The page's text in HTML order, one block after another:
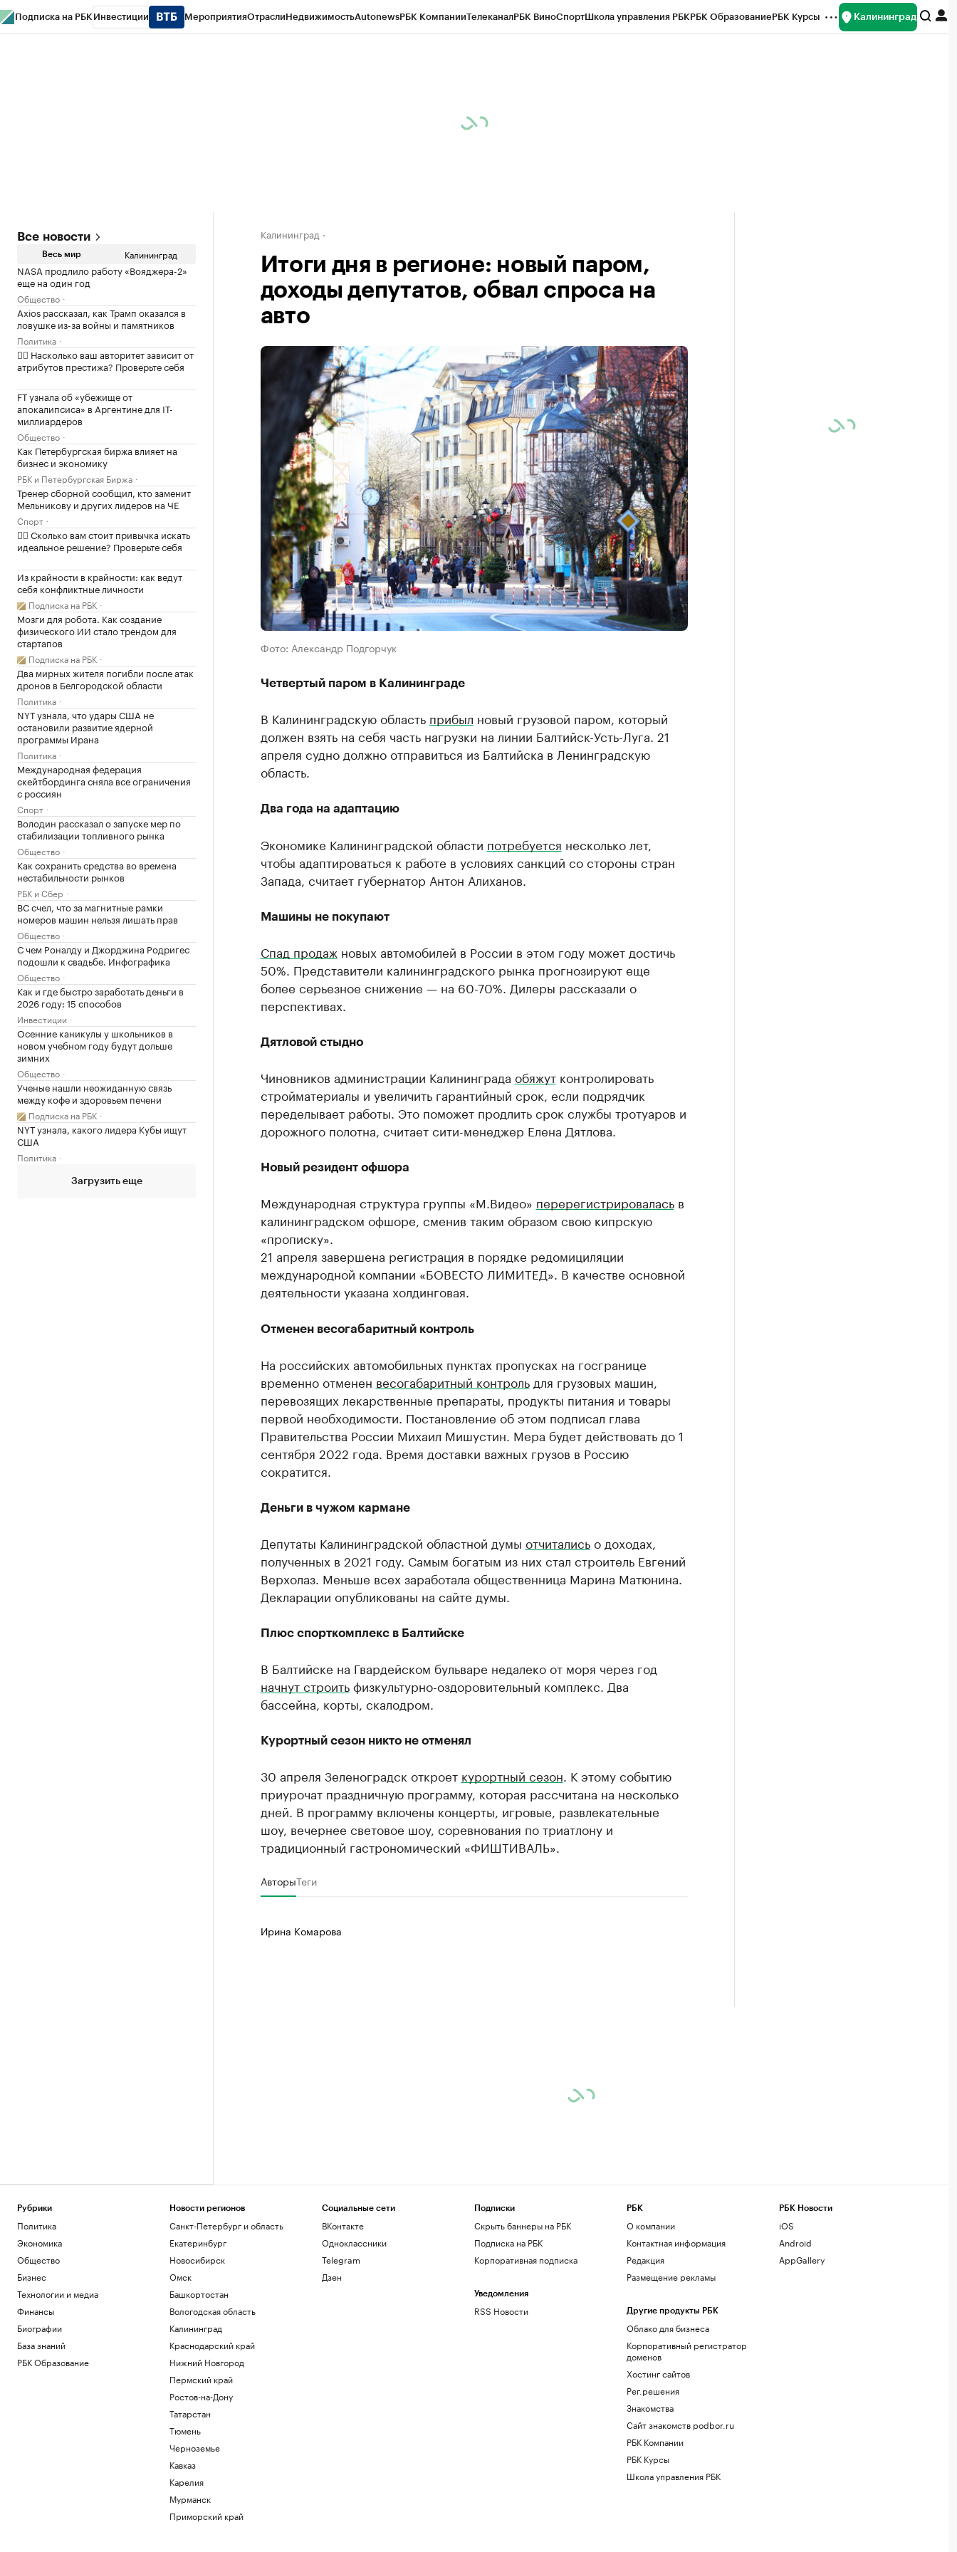
Подписка на РБК Инвестиции МероприятияОтраслиНедвижимостьAutonewsРБК КомпанииТелеканалРБК ВиноСпортШкола управления РБКРБК ОбразованиеРБК Курсы Калининград
Все новости
Весь мир Калининград
NASA продлило работу «Вояджера-2»
еще на один год
Общество
Axios рассказал, как Трамп оказался в
ловушке из-за войны и памятников
Политика
✍🏻 Насколько ваш авторитет зависит от
атрибутов престижа? Проверьте себя
FT узнала об «убежище от
апокалипсиса» в Аргентине для IT-
миллиардеров
Общество
Как Петербургская биржа влияет на
бизнес и экономику
РБК и Петербургская Биржа
Тренер сборной сообщил, кто заменит
Мельникову и других лидеров на ЧЕ
Спорт
✍🏻 Сколько вам стоит привычка искать
идеальное решение? Проверьте себя
Из крайности в крайности: как ведут
себя конфликтные личности
Подписка на РБК
Мозги для робота. Как создание
физического ИИ стало трендом для
стартапов
Подписка на РБК
Два мирных жителя погибли после атак
дронов в Белгородской области
Политика
NYT узнала, что удары США не
остановили развитие ядерной
программы Ирана
Политика
Международная федерация
скейтбординга сняла все ограничения
с россиян
Спорт
Володин рассказал о запуске мер по
стабилизации топливного рынка
Общество
Как сохранить средства во времена
нестабильности рынков
РБК и Сбер
ВС счел, что за магнитные рамки
номеров машин нельзя лишать прав
Общество
С чем Роналду и Джорджина Родригес
подошли к свадьбе. Инфографика
Общество
Как и где быстро заработать деньги в
2026 году: 15 способов
Инвестиции
Осенние каникулы у школьников в
новом учебном году будут дольше
зимних
Общество
Ученые нашли неожиданную связь
между кофе и здоровьем печени
Подписка на РБК
NYT узнала, какого лидера Кубы ищут
США
Политика
Загрузить еще
Калининград
Итоги дня в регионе: новый паром,
доходы депутатов, обвал спроса на
авто
Фото: Александр Подгорчук
Четвертый паром в Калининграде
В Калининградскую область прибыл новый грузовой паром, который
должен взять на себя часть нагрузки на линии Балтийск-Усть-Луга. 21
апреля судно должно отправиться из Балтийска в Ленинградскую
область.
Два года на адаптацию
Экономике Калининградской области потребуется несколько лет,
чтобы адаптироваться к работе в условиях санкций со стороны стран
Запада, считает губернатор Антон Алиханов.
Машины не покупают
Спад продажновых автомобилей в России в этом году может достичь
50%. Представители калининградского рынка прогнозируют еще
более серьезное снижение — на 60-70%. Дилеры рассказали о
перспективах.
Дятловой стыдно
Чиновников администрации Калининграда обяжутконтролировать
стройматериалы и увеличить гарантийный срок, если подрядчик
переделывает работы. Это поможет продлить срок службы тротуаров и
дорожного полотна, считает сити-менеджер Елена Дятлова.
Новый резидент офшора
Международная структура группы «М.Видео» перерегистрироваласьв
калининградском офшоре, сменив таким образом свою кипрскую
«прописку».
21 апреля завершена регистрация в порядке редомициляции
международной компании «БОВЕСТО ЛИМИТЕД». В качестве основной
деятельности указана холдинговая.
Отменен весогабаритный контроль
На российских автомобильных пунктах пропусках на госгранице
временно отменен весогабаритный контрольдля грузовых машин,
перевозящих лекарственные препараты, продукты питания и товары
первой необходимости. Постановление об этом подписал глава
Правительства России Михаил Мишустин. Мера будет действовать до 1
сентября 2022 года. Время доставки важных грузов в Россию
сократится.
Деньги в чужом кармане
Депутаты Калининградской областной думы отчиталисьо доходах,
полученных в 2021 году. Самым богатым из них стал строитель Евгений
Верхолаз. Меньше всех заработала общественница Марина Матюнина.
Декларации опубликованы на сайте думы.
Плюс спорткомплекс в Балтийске
В Балтийске на Гвардейском бульваре недалеко от моря через год
начнут строитьфизкультурно-оздоровительный комплекс. Два
бассейна, корты, скалодром.
Курортный сезон никто не отменял
30 апреля Зеленоградск откроет курортный сезон . К этому событию
приурочат праздничную программу, которая рассчитана на несколько
дней. В программу включены концерты, игровые, развлекательные
шоу, вечернее световое шоу, соревнования по триатлону и
традиционный гастрономический «ФИШТИВАЛЬ».
АвторыТеги
Ирина Комарова
Рубрики
Политика
Экономика
Общество
Бизнес
Технологии и медиа
Финансы
Биографии
База знаний
РБК Образование
Новости регионов
Санкт-Петербург и область
Екатеринбург
Новосибирск
Омск
Башкортостан
Вологодская область
Калининград
Краснодарский край
Нижний Новгород
Пермский край
Ростов-на-Дону
Татарстан
Тюмень
Черноземье
Кавказ
Карелия
Мурманск
Приморский край
Социальные сети
ВКонтакте
Одноклассники
Telegram
Дзен
Подписки
Скрыть баннеры на РБК
Подписка на РБК
Корпоративная подписка
Уведомления
RSS Новости
РБК
О компании
Контактная информация
Редакция
Размещение рекламы
Другие продукты РБК
Облако для бизнеса
Корпоративный регистратор
доменов
Хостинг сайтов
Рег.решения
Знакомства
Сайт знакомств podbor.ru
РБК Компании
РБК Курсы
Школа управления РБК
РБК Новости
iOS
Android
AppGallery